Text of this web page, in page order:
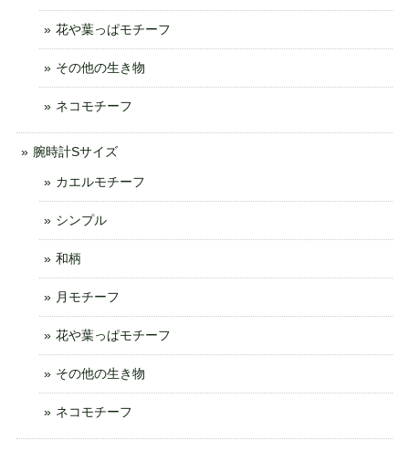
花や葉っぱモチーフ
その他の生き物
ネコモチーフ
腕時計Sサイズ
カエルモチーフ
シンプル
和柄
月モチーフ
花や葉っぱモチーフ
その他の生き物
ネコモチーフ